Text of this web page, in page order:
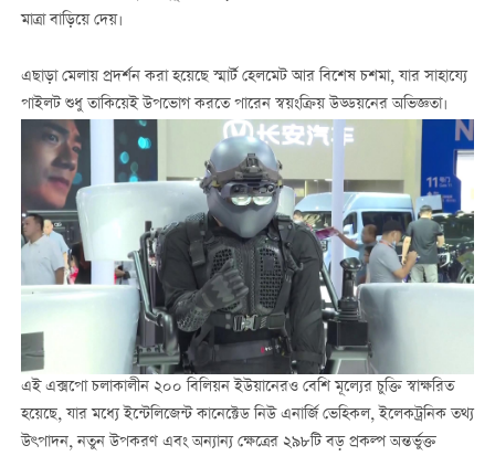
মাত্রা বাড়িয়ে দেয়।
এছাড়া মেলায় প্রদর্শন করা হয়েছে স্মার্ট হেলমেট আর বিশেষ চশমা, যার সাহায্যে
পাইলট শুধু তাকিয়েই উপভোগ করতে পারেন স্বয়ংক্রিয় উড্ডয়নের অভিজ্ঞতা।
এই এক্সপো চলাকালীন ২০০ বিলিয়ন ইউয়ানেরও বেশি মূল্যের চুক্তি স্বাক্ষরিত
হয়েছে, যার মধ্যে ইন্টেলিজেন্ট কানেক্টেড নিউ এনার্জি ভেহিকল, ইলেকট্রনিক তথ্য
উৎপাদন, নতুন উপকরণ এবং অন্যান্য ক্ষেত্রের ২৯৮টি বড় প্রকল্প অন্তর্ভুক্ত